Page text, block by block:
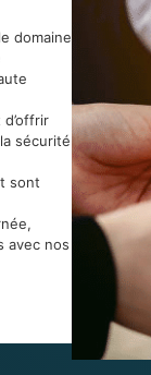
domaine
sécurité
sont
avec nos